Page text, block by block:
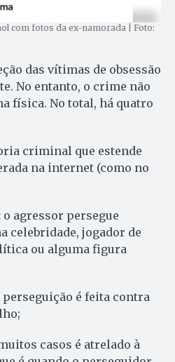
com fotos da ex-namorada | Foto:
das vítimas de obsessão
No entanto, o crime não
física. No total, há quatro
criminal que estende
na internet (como no
o agressor persegue
celebridade, jogador de
ou alguma figura
perseguição é feita contra
casos é atrelado à